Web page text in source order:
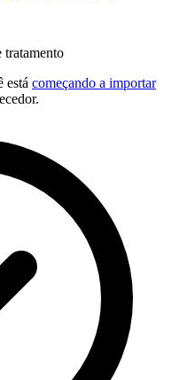
tratamento
está começando a importar